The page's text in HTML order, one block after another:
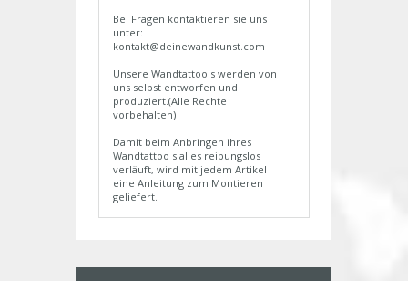
Bei Fragen kontaktieren sie uns
unter:
kontakt@deinewandkunst.com
Unsere Wandtattoo s werden von
uns selbst entworfen und
produziert.(Alle Rechte
vorbehalten)
Damit beim Anbringen ihres
Wandtattoo s alles reibungslos
verläuft, wird mit jedem Artikel
eine Anleitung zum Montieren
geliefert.